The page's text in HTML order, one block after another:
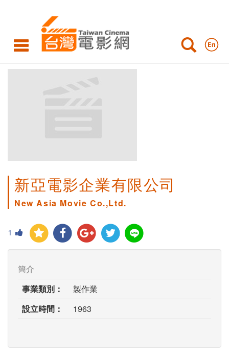
新亞電影企業有限公司
New Asia Movie Co.,Ltd.
1
簡介
事業類別：
製作業
設立時間：
1963